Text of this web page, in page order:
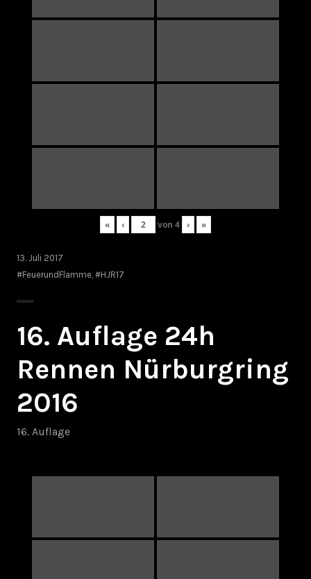
« ‹ von 4 › »
13. Juli 2017
#FeuerundFlamme #HJR17
16. Auflage 24h
Rennen Nürburgring
2016
16. Auflage